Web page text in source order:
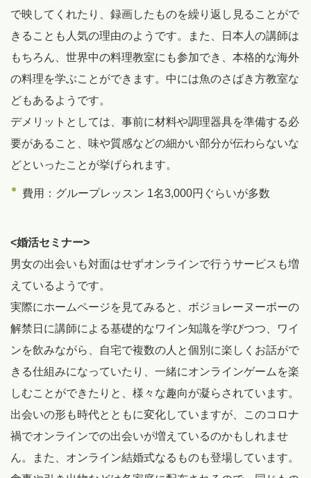
で映してくれたり、録画したものを繰り返し見ることがで
きることも人気の理由のようです。また、日本人の講師は
もちろん、世界中の料理教室にも参加でき、本格的な海外
の料理を学ぶことができます。中には魚のさばき方教室な
どもあるようです。
デメリットとしては、事前に材料や調理器具を準備する必
要があること、味や質感などの細かい部分が伝わらないな
どといったことが挙げられます。
費用：グループレッスン 1名3,000円ぐらいが多数
<婚活セミナー>
男女の出会いも対面はせずオンラインで行うサービスも増
えているようです。
実際にホームページを見てみると、ボジョレーヌーボーの
解禁日に講師による基礎的なワイン知識を学びつつ、ワイ
ンを飲みながら、自宅で複数の人と個別に楽しくお話がで
きる仕組みになっていたり、一緒にオンラインゲームを楽
しむことができたりと、様々な趣向が凝らされています。
出会いの形も時代とともに変化していますが、このコロナ
禍でオンラインでの出会いが増えているのかもしれませ
ん。また、オンライン結婚式なるものも登場しています。